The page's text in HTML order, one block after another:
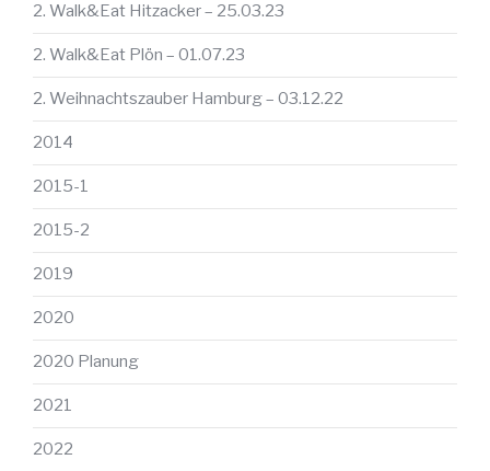
2. Walk&Eat Hitzacker – 25.03.23
2. Walk&Eat Plön – 01.07.23
2. Weihnachtszauber Hamburg – 03.12.22
2014
2015-1
2015-2
2019
2020
2020 Planung
2021
2022